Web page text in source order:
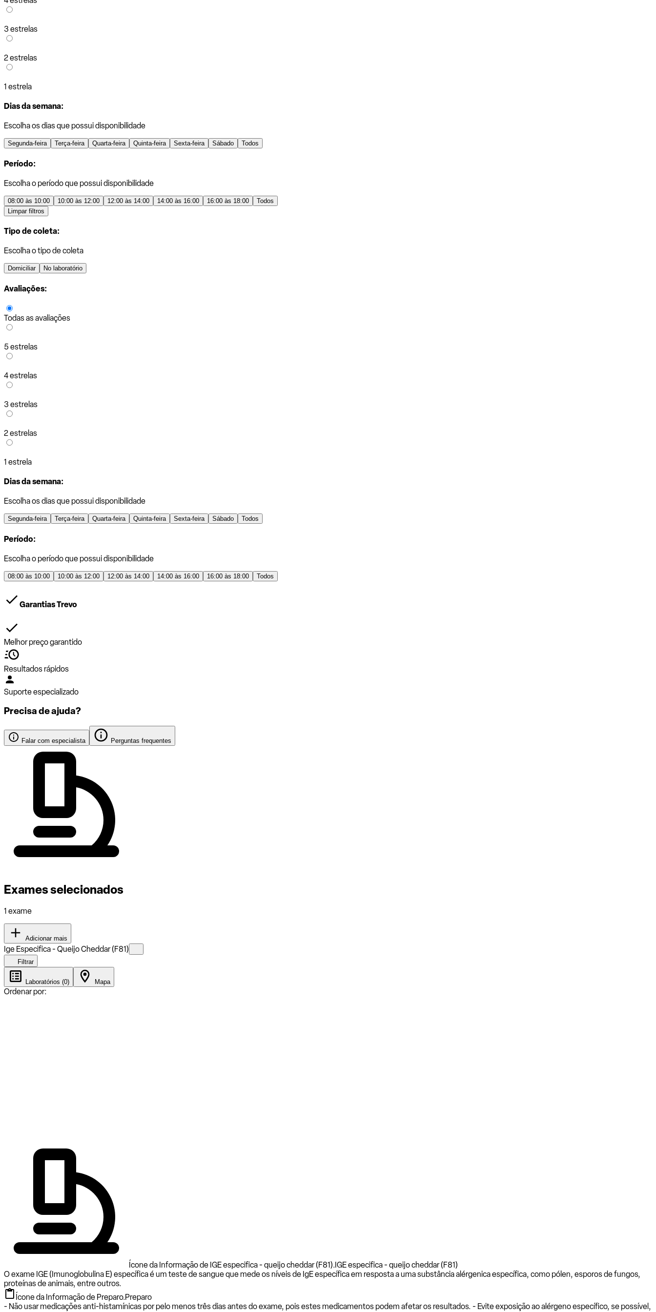
3 estrelas
2 estrelas
1 estrela
Dias da semana:
Escolha os dias que possui disponibilidade
Segunda-feira Terça-feira Quarta-feira Quinta-feira Sexta-feira Sábado Todos
Período:
Escolha o período que possui disponibilidade
08:00 às 10:00 10:00 às 12:00 12:00 às 14:00 14:00 às 16:00 16:00 às 18:00
Todos
Limpar filtros
Tipo de coleta:
Escolha o tipo de coleta
Domiciliar No laboratório
Avaliações:
Todas as avaliações
5 estrelas
4 estrelas
3 estrelas
2 estrelas
1 estrela
Dias da semana:
Escolha os dias que possui disponibilidade
Segunda-feira Terça-feira Quarta-feira Quinta-feira Sexta-feira Sábado Todos
Período:
Escolha o período que possui disponibilidade
08:00 às 10:00 10:00 às 12:00 12:00 às 14:00 14:00 às 16:00 16:00 às 18:00 Todos
Garantias Trevo
Melhor preço garantido
Resultados rápidos
Suporte especializado
Precisa de ajuda?
Falar com especialista Perguntas frequentes
Exames selecionados
1 exame
Adicionar mais
Ige Especifica - Queijo Cheddar (F81)
Filtrar
Laboratórios (0) Mapa
Ordenar por:
Ícone da Informação de IGE especifica - queijo cheddar (F81).IGE especifica - queijo cheddar (F81)
O exame IGE (Imunoglobulina E) específica é um teste de sangue que mede os níveis de IgE específica em resposta a uma substância alérgenica específica, como pólen, esporos de fungos,
proteínas de animais, entre outros.
Ícone da Informação de Preparo.Preparo
- Não usar medicações anti-histamínicas por pelo menos três dias antes do exame, pois estes medicamentos podem afetar os resultados. - Evite exposição ao alérgeno específico, se possível,